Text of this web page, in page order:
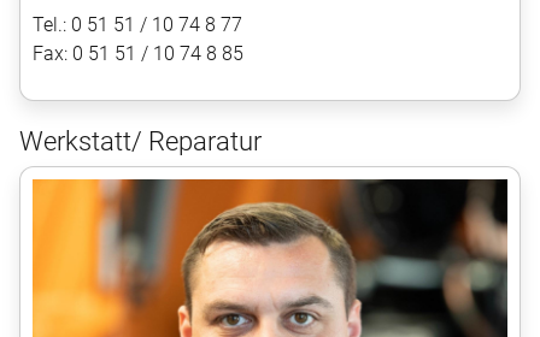
Tel.: 0 51 51 / 10 74 8 77
Fax: 0 51 51 / 10 74 8 85
Werkstatt/ Reparatur